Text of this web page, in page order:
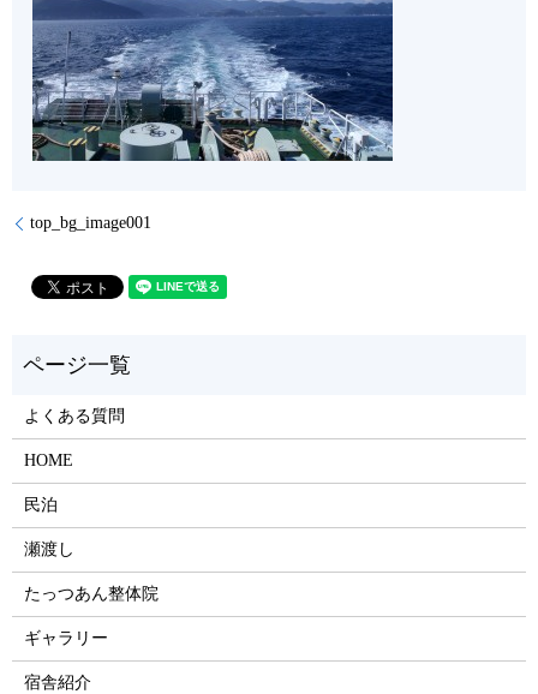
top_bg_image001
よくある質問
HOME
民泊
瀬渡し
たっつあん整体院
ギャラリー
宿舎紹介